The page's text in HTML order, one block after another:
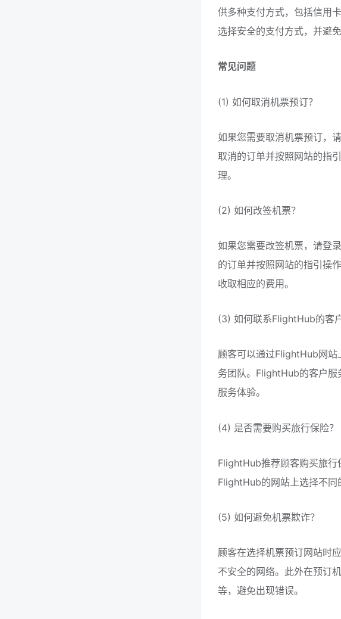
供多种支付方式，包括信用
选择安全的支付方式，并避
常见问题
(1) 如何取消机票预订？
如果您需要取消机票预订，
取消的订单并按照网站的指
理。
(2) 如何改签机票？
如果您需要改签机票，请登
的订单并按照网站的指引操
收取相应的费用。
(3) 如何联系FlightHub的客
顾客可以通过FlightHub网站
务团队。FlightHub的客户服
服务体验。
(4) 是否需要购买旅行保险？
FlightHub推荐顾客购买旅行
FlightHub的网站上选择不同
(5) 如何避免机票欺诈？
顾客在选择机票预订网站时
不安全的网络。此外在预订
等，避免出现错误。